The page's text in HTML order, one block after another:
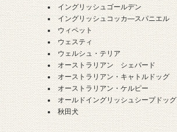
イングリッシュゴールデン
イングリッシュコッカ―スパニエル
ウィペット
ウェスティ
ウェルシュ・テリア
オーストラリアン シェパード
オーストラリアン・キャトルドッグ
オーストラリアン・ケルピー
オールドイングリッシュシープドッグ
秋田犬